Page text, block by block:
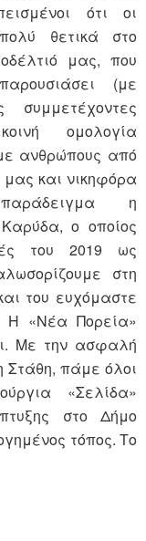
ότι οι
θετικά στο
μας, που
(με
ομολογία
ανθρώπους από
και νικηφόρα
παράδειγμα η
ο οποίος
του 2019 ως
στη
του ευχόμαστε
Η «Νέα Πορεία»
Με την ασφαλή
Στάθη, πάμε όλοι
«Σελίδα»
στο Δήμο
τόπος. Το